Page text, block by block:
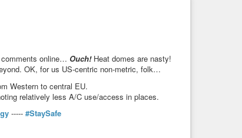
comments online… Ouch!Heat domes are nasty!
OK, for us US-centric non-metric, folk…
Western to central EU.
relatively less A/C use/access in places.
----- #StaySafe